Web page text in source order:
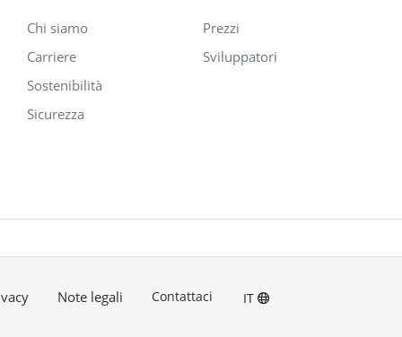
Chi siamo
Carriere
Sostenibilità
Sicurezza
Prezzi
Sviluppatori
Note legali Contattaci IT